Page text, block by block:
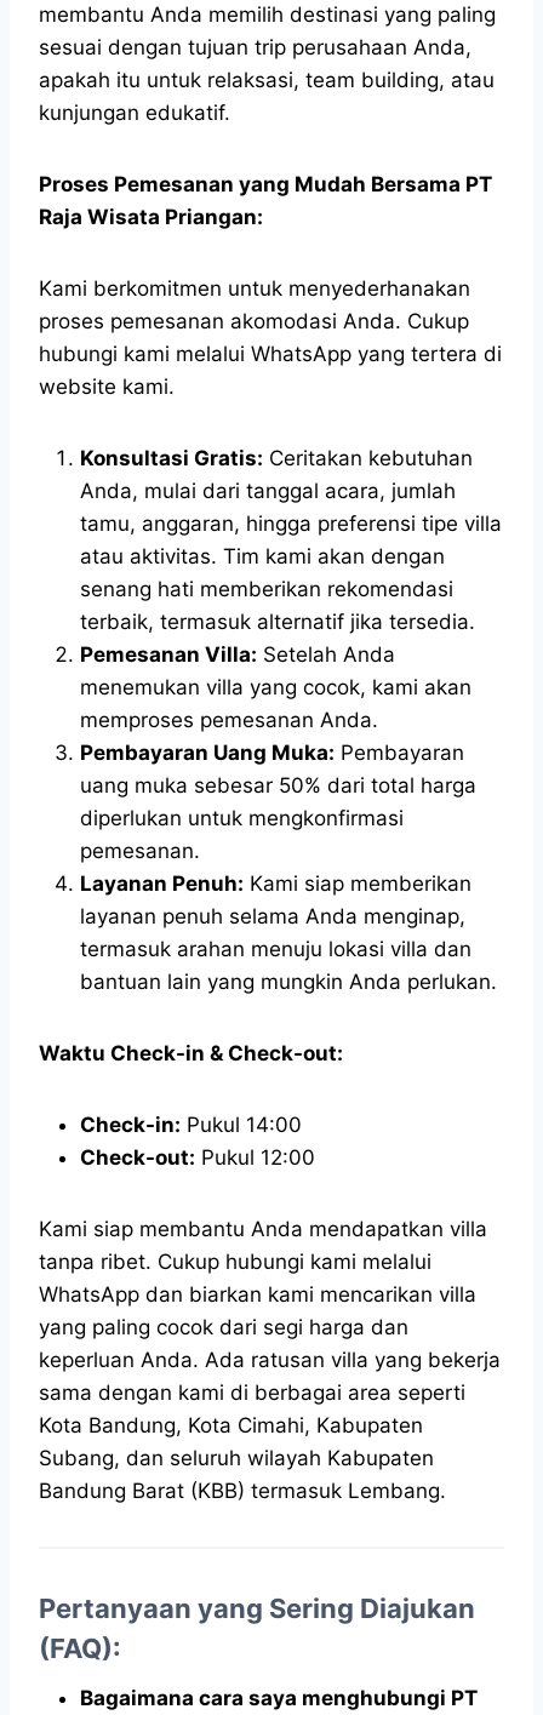
membantu Anda memilih destinasi yang paling
sesuai dengan tujuan trip perusahaan Anda,
apakah itu untuk relaksasi, team building, atau
kunjungan edukatif.
Proses Pemesanan yang Mudah Bersama PT
Raja Wisata Priangan:
Kami berkomitmen untuk menyederhanakan
proses pemesanan akomodasi Anda. Cukup
hubungi kami melalui WhatsApp yang tertera di
website kami.
Konsultasi Gratis: Ceritakan kebutuhan
Anda, mulai dari tanggal acara, jumlah
tamu, anggaran, hingga preferensi tipe villa
atau aktivitas. Tim kami akan dengan
senang hati memberikan rekomendasi
terbaik, termasuk alternatif jika tersedia.
Pemesanan Villa: Setelah Anda
menemukan villa yang cocok, kami akan
memproses pemesanan Anda.
Pembayaran Uang Muka: Pembayaran
uang muka sebesar 50% dari total harga
diperlukan untuk mengkonfirmasi
pemesanan.
Layanan Penuh: Kami siap memberikan
layanan penuh selama Anda menginap,
termasuk arahan menuju lokasi villa dan
bantuan lain yang mungkin Anda perlukan.
Waktu Check-in & Check-out:
Check-in: Pukul 14:00
Check-out: Pukul 12:00
Kami siap membantu Anda mendapatkan villa
tanpa ribet. Cukup hubungi kami melalui
WhatsApp dan biarkan kami mencarikan villa
yang paling cocok dari segi harga dan
keperluan Anda. Ada ratusan villa yang bekerja
sama dengan kami di berbagai area seperti
Kota Bandung, Kota Cimahi, Kabupaten
Subang, dan seluruh wilayah Kabupaten
Bandung Barat (KBB) termasuk Lembang.
Pertanyaan yang Sering Diajukan
(FAQ):
Bagaimana cara saya menghubungi PT